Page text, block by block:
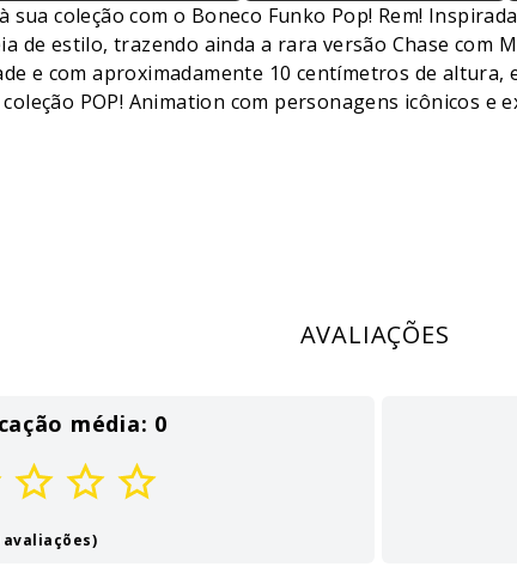
sua coleção com o Boneco Funko Pop! Rem!
de estilo, trazendo ainda a rara versão Chase com
e com aproximadamente 10 centímetros de
POP! Animation com personagens icônicos e
AVALIAÇÕES
média: 0
avaliações)